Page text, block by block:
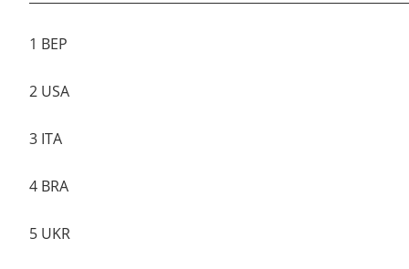
1 BEP
2 USA
3 ITA
4 BRA
5 UKR